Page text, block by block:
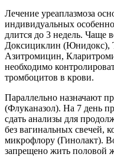
Лечение уреаплазмоза
индивидуальных
длится до 3 недель. Чаще
Доксициклин (Юнидокс),
Азитромицин,
необходимо
тромбоцитов в крови.
Параллельно назначают
(Флуканазол). На 7 день
сдать анализы для
без вагинальных свечей,
микрофлору (Гинолакт).
запрещено жить половой